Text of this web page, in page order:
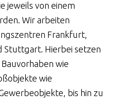
jeweils von einem
Wir arbeiten
Frankfurt,
Hierbei setzen
wie
wie
bis hin zu